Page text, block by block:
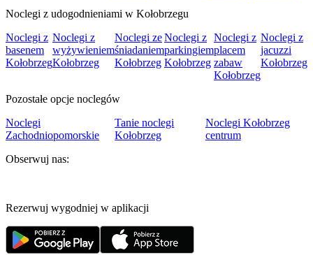
Noclegi z udogodnieniami w Kołobrzegu
Noclegi z
basenem
Kołobrzeg
Noclegi z
wyżywieniem
Kołobrzeg
Noclegi ze
śniadaniem
Kołobrzeg
Noclegi z
parkingiem
Kołobrzeg
Noclegi z
placem
zabaw
Kołobrzeg
Noclegi z
jacuzzi
Kołobrzeg
Pozostałe opcje noclegów
Noclegi
Zachodniopomorskie
Tanie noclegi
Kołobrzeg
Noclegi Kołobrzeg
centrum
Obserwuj nas:
Rezerwuj wygodniej w aplikacji